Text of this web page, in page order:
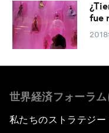
fue
2018
世界経済フォーラ
私たちのストラテジー